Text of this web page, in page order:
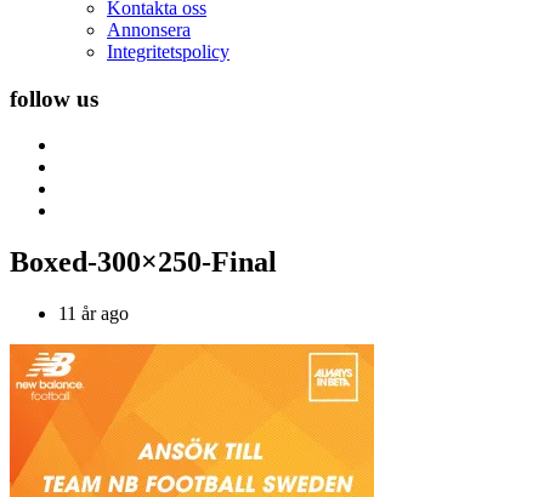
Kontakta oss
Annonsera
Integritetspolicy
follow us
Boxed-300×250-Final
11 år ago